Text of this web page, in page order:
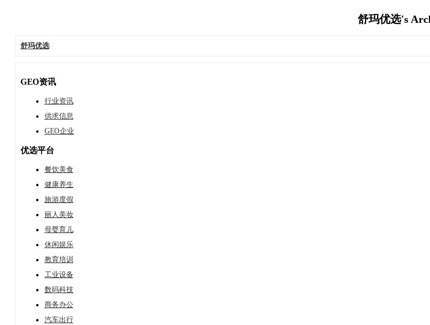
舒玛优选's
舒玛优选
GEO资讯
行业资讯
供求信息
GEO企业
优选平台
餐饮美食
健康养生
旅游度假
丽人美妆
母婴育儿
休闲娱乐
教育培训
工业设备
数码科技
商务办公
汽车出行